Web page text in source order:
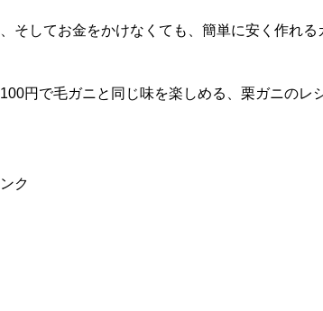
そしてお金をかけなくても、簡単に安く作れる
円で毛ガニと同じ味を楽しめる、栗ガニのレ
ク